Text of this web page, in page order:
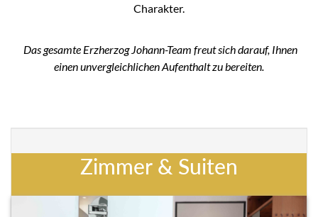
Charakter.
Das gesamte Erzherzog Johann-Team freut sich darauf, Ihnen
einen unvergleichlichen Aufenthalt zu bereiten.
Zimmer & Suiten